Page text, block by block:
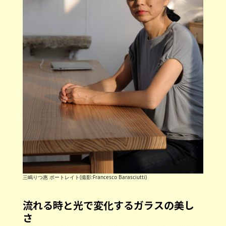
三嶋りつ惠 ポートレイト(撮影:Francesco Barasciutti)
流れる時と光で変化するガラスの美し
さ